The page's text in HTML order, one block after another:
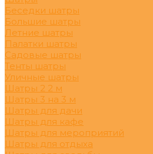
Беседки шатры
Большие шатры
Летние шатры
Палатки шатры
Садовые шатры
Тенты шатры
Уличные шатры
Шатры 2 2 м
Шатры 3 на 3 м
Шатры для дачи
Шатры для кафе
Шатры для мероприятий
Шатры для отдыха